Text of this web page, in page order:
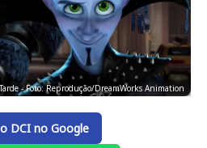
- Foto: Reprodução/DreamWorks Animation
DCI no Google